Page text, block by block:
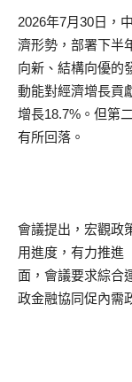
2026年7月30日，
濟形勢，部署下半
向新、結構向優的
動能對經濟增長貢
增長18.7%。但第
有所回落。
會議提出，宏觀政
用進度，有力推進
面，會議要求綜合
政金融協同促內需